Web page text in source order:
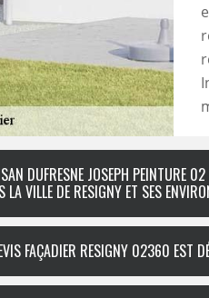
DUFRESNE JOSEPH PEINTURE 02
LA VILLE DE RESIGNY ET SES
FAÇADIER RESIGNY 02360 EST